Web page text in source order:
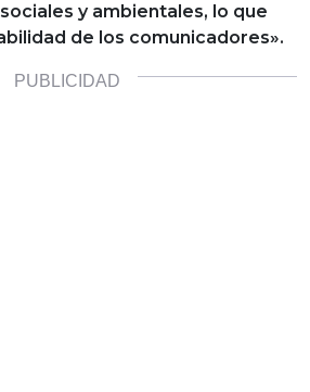
y ambientales, lo que
de los comunicadores».